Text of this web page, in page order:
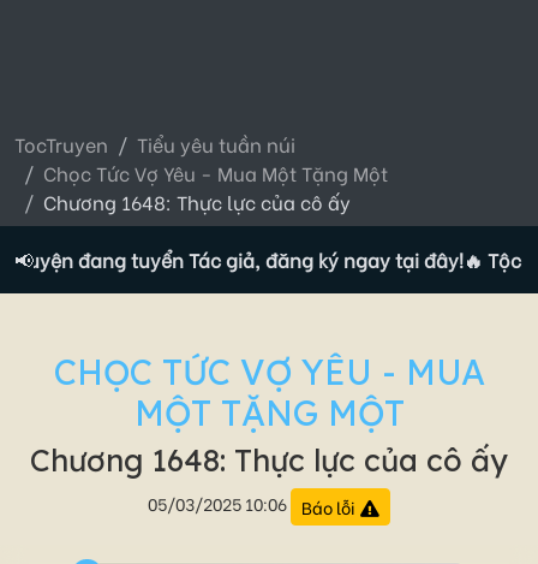
TocTruyen
Tiểu yêu tuần núi
Chọc Tức Vợ Yêu - Mua Một Tặng Một
Chương 1648: Thực lực của cô ấy
📢 đang tuyển Tác giả, đăng ký ngay tại đây!🔥 Tộc
CHỌC TỨC VỢ YÊU - MUA
MỘT TẶNG MỘT
Chương 1648: Thực lực của cô ấy
05/03/2025 10:06 Báo lỗi